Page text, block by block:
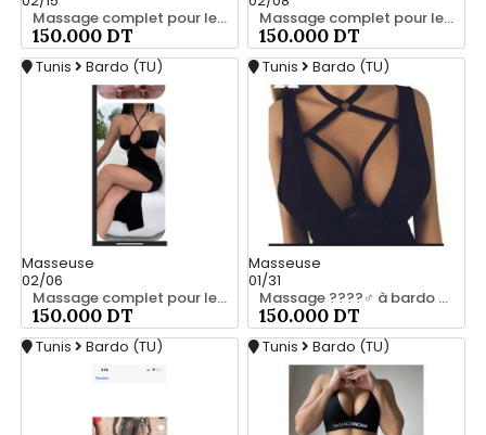
Massage complet pour les hommes srd à bardo 55066248
150.000 DT
Massage complet pour les hommes srd 55066248
150.000 DT
Tunis Bardo (TU)
Masseuse
02/06
Massage complet pour les hommes srd chez moi 55066248
150.000 DT
Tunis Bardo (TU)
Masseuse
01/31
Massage ????‍♂️ à bardo srd 55066248
150.000 DT
Tunis Bardo (TU) Tunis Bardo (TU)